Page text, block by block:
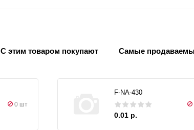
С этим товаром покупают Самые
0 шт
F-NA-430
0.01 р.